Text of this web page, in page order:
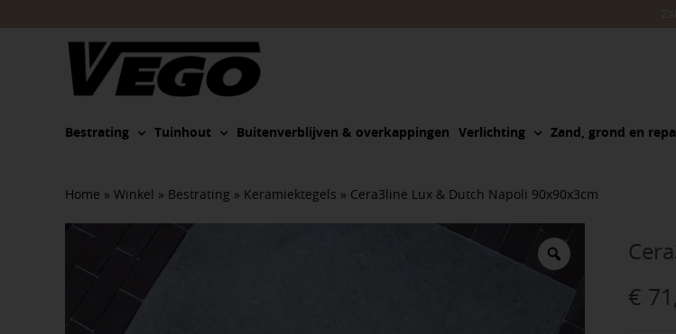
Bestrating Tuinhout Buitenverblijven & overkappingen Verlichting Zand, grond en
Home » Winkel » Bestrating » Keramiektegels » Cera3line Lux & Dutch Napoli 90x90x3cm
€